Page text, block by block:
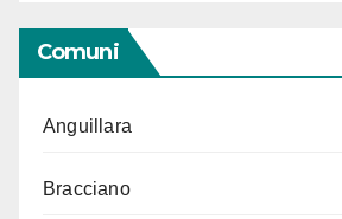
Comuni
Anguillara
Bracciano